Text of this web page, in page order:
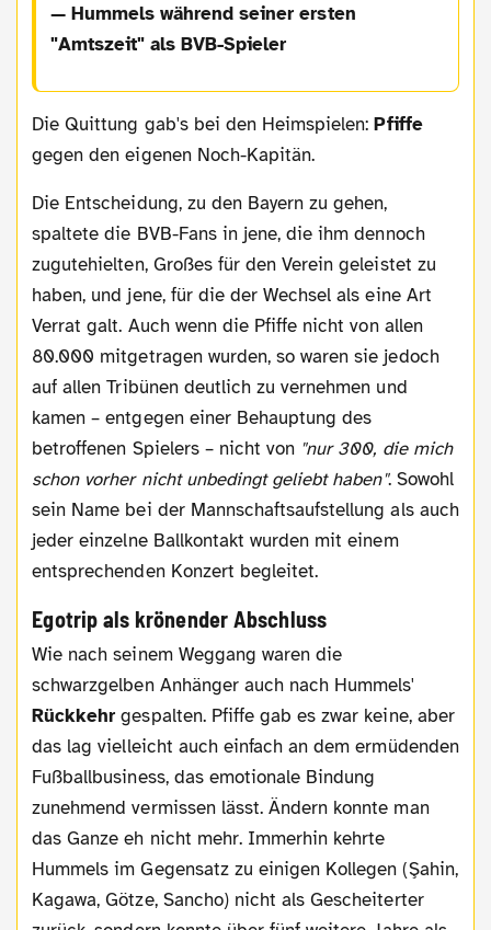
— Hummels während seiner ersten
"Amtszeit" als BVB-Spieler
Die Quittung gab's bei den Heimspielen:Pfiffe
gegen den eigenen Noch-Kapitän.
Die Entscheidung, zu den Bayern zu gehen,
spaltete die BVB-Fans in jene, die ihm dennoch
zugutehielten, Großes für den Verein geleistet zu
haben, und jene, für die der Wechsel als eine Art
Verrat galt. Auch wenn die Pfiffe nicht von allen
80.000 mitgetragen wurden, so waren sie jedoch
auf allen Tribünen deutlich zu vernehmen und
kamen – entgegen einer Behauptung des
betroffenen Spielers – nicht von "nur 300, die mich
schon vorher nicht unbedingt geliebt haben". Sowohl
sein Name bei der Mannschaftsaufstellung als auch
jeder einzelne Ballkontakt wurden mit einem
entsprechenden Konzert begleitet.
Egotrip als krönender Abschluss
Wie nach seinem Weggang waren die
schwarzgelben Anhänger auch nach Hummels'
Rückkehr gespalten. Pfiffe gab es zwar keine, aber
das lag vielleicht auch einfach an dem ermüdenden
Fußballbusiness, das emotionale Bindung
zunehmend vermissen lässt. Ändern konnte man
das Ganze eh nicht mehr. Immerhin kehrte
Hummels im Gegensatz zu einigen Kollegen (Şahin,
Kagawa, Götze, Sancho) nicht als Gescheiterter